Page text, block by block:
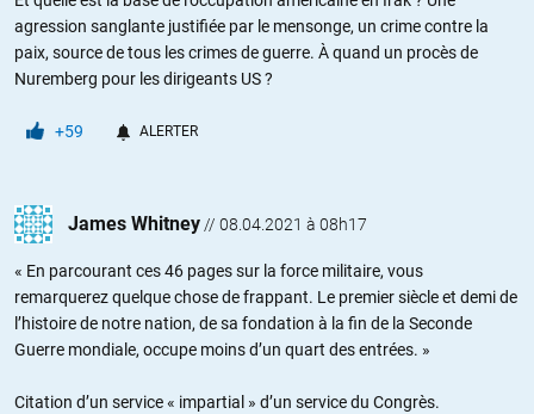
agression sanglante justifiée par le mensonge, un crime contre la
paix, source de tous les crimes de guerre. À quand un procès de
Nuremberg pour les dirigeants US ?
+59 ALERTER
James Whitney // 08.04.2021 à 08h17
« En parcourant ces 46 pages sur la force militaire, vous
remarquerez quelque chose de frappant. Le premier siècle et demi de
l’histoire de notre nation, de sa fondation à la fin de la Seconde
Guerre mondiale, occupe moins d’un quart des entrées. »
Citation d’un service « impartial » d’un service du Congrès.